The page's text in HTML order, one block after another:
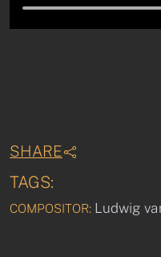
SHARE
TAGS:
COMPOSITOR: Ludwig